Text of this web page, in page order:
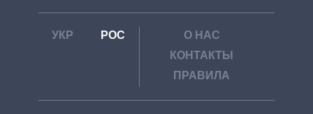
УКР РОС
О НАС
КОНТАКТЫ
ПРАВИЛА